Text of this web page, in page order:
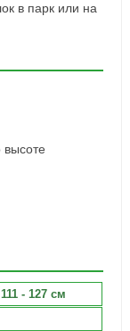
в парк или на
- 127 см